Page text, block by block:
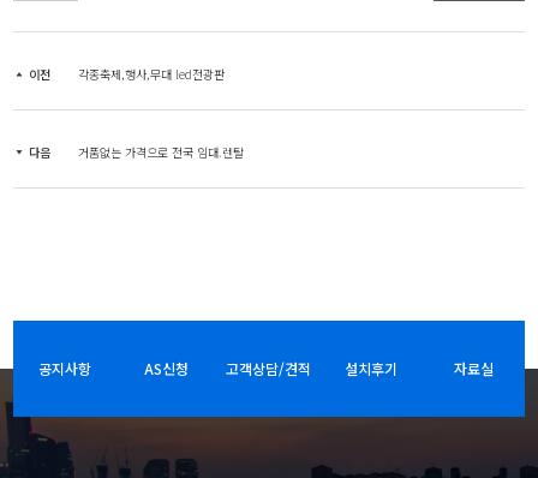
이전 각종축제,행사,무대 led전광판
다음 거품없는 가격으로 전국 임대.렌탈
공지사항 AS신청 고객상담/견적 설치후기 자료실